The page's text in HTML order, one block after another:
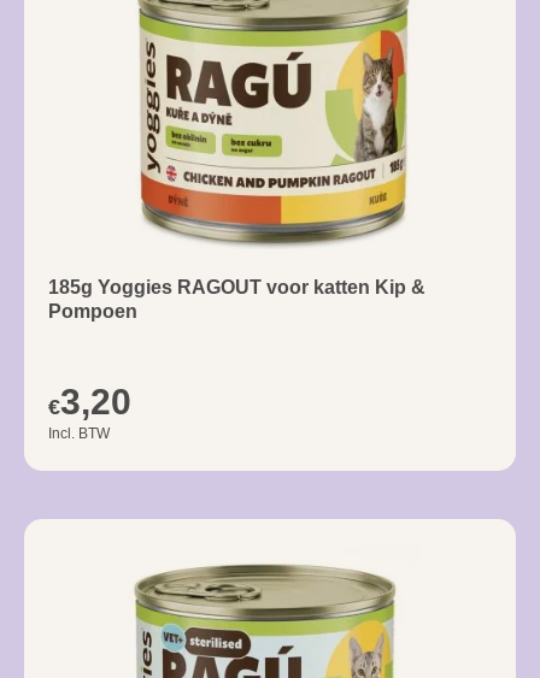
185g Yoggies RAGOUT voor katten Kip &
Pompoen
€3,20
Incl. BTW